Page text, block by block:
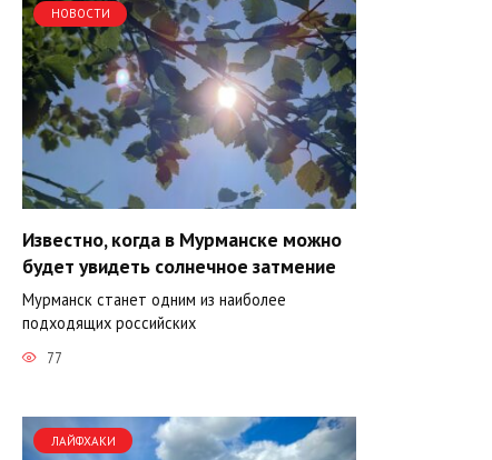
НОВОСТИ
Известно, когда в Мурманске можно
будет увидеть солнечное затмение
Мурманск станет одним из наиболее
подходящих российских
77
ЛАЙФХАКИ